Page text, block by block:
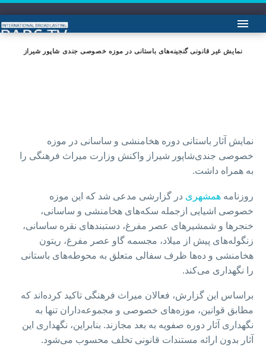
نمایش غیر قانونی گنجینه‌های باستانی در موزه خصوصی جندی شاپور شیراز
نمایش آثار باستانی دوره هخامنشی و ساسانی در موزه
خصوصی جندی‌شاپور شیراز واکنش وزارت میراث فرهنگی را
به همراه داشت.
روزنامه همشهری در گزارشی مدعی شد که این موزه
خصوصی اشیایی ازجمله سکه‌های هخامنشی و ساسانی،
خنجرها و شمشیرهای عصر مفرغ، دستبندهای نقره ساسانی،
زنگوله‌های پیش از میلاد، مجسمه گاو عصر مفرغ، ریتون
هخامنشی و ده‌ها ظرف سفالی متعلق به محوطه‌های باستانی
را نگهداری می‌کند.
براساس این گزارش، فعالان میراث فرهنگی تاکید کرده‌اند که
مطابق قوانین، موزه‌های خصوصی و مجموعه‌داران تنها به
نگهداری آثار دوره صفویه به بعد مجازند. بنابراین، نگهداری این
آثار بدون ارائه مستندات قانونی تخلف محسوب می‌شود.